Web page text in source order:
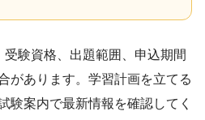
験資格、出題範囲、申込期間
があります。学習計画を立てる
験案内で最新情報を確認してく